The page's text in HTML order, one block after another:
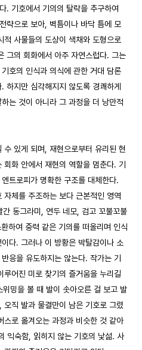
. 기호에서 기의의 탈락을 추구하여
략으로 보아, 벽틈이나 바닥 틈에 모
사물들의 도상이 색채와 도형으로
그의 회화에서 아주 자연스럽다. 그는
호의 인식과 의식에 관한 거대 담론
하지만 심각해지지 않도록 경쾌하게
는 것이 아니라 그 과정을 더 낭만적
있게 되며, 재현으로부터 유리된 현
화 안에서 재현의 역할을 멈춘다. 기
트로피가 명확한 구조를 대체한다.
체를 주조하는 보다 근본적인 영역
간 동그라미, 연두 네모, 검고 꼬불꼬불
하여 중력 같은 기의를 떠올리며 인식
다. 그러나 이 방황은 박탈감이나 소
응을 유도하지는 않는다. 작가는 기
어진 미로 찾기의 즐거움을 누리길
밍을 볼 때 발이 솟아오른 걸 보고 발
직 발과 물결만이 남은 기호로 그렸
스로 옮겨오는 과정과 비슷한 것 같아
익숙함, 읽히지 않는 기호의 낯섦. 사